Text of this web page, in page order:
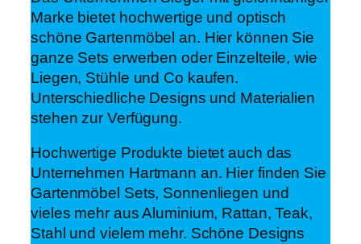
Marke bietet hochwertige und optisch
schöne Gartenmöbel an. Hier können Sie
ganze Sets erwerben oder Einzelteile, wie
Liegen, Stühle und Co kaufen.
Unterschiedliche Designs und Materialien
stehen zur Verfügung.
Hochwertige Produkte bietet auch das
Unternehmen Hartmann an. Hier finden Sie
Gartenmöbel Sets, Sonnenliegen und
vieles mehr aus Aluminium, Rattan, Teak,
Stahl und vielem mehr. Schöne Designs